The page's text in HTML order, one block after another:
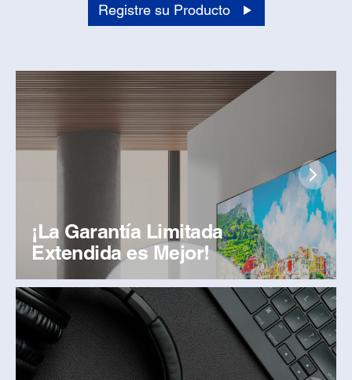
Registre su Producto
¡La Garantía Limitada
Extendida es Mejor!